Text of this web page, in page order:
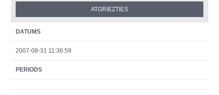
DATUMS
2007-08-31 11:36:59
PERIODS